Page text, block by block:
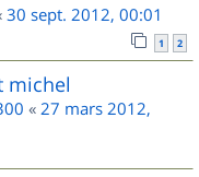
30 sept. 2012, 00:01
1 2
michel
« 27 mars 2012,